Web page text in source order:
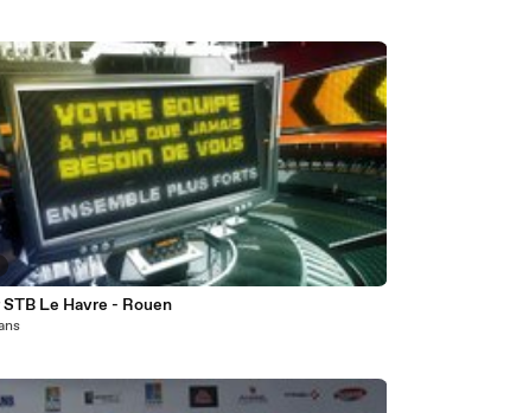
STB Le Havre - Rouen